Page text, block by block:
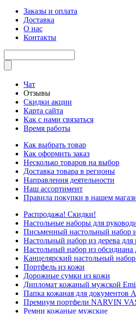
Заказы и оплата
Доставка
О нас
Контакты
Чат
Отзывы
Скидки акции
Карта сайта
Как с нами связаться
Время работы
Как выбрать товар
Как оформить заказ
Несколько товаров на выбор
Доставка товара в регионы
Направления деятельности
Наш ассортимент
Правила покупки в нашем
Распродажа! Скидки!
Настольные наборы для
Письменный настольный набор
Настольный набор из дерева для
Настольный набор из обсидиана
Канцелярский настольный
Портфель из кожи
Дорожные сумки из кожи
Дипломат кожаный мужской
Папка кожаная для документов
Премиум портфели NARVIN
Ремни кожаные мужские